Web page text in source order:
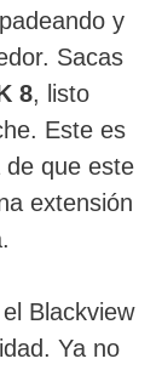
y
Sacas
8, listo
Este es
que este
extensión
Blackview
Ya no